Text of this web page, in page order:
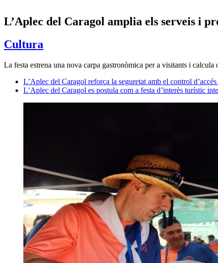
L’Aplec del Caragol amplia els serveis i
Cultura
La festa estrena una nova carpa gastronòmica per a visitants i
L’Aplec del Caragol reforça la seguretat amb el control
L’Aplec del Caragol es postula com a festa d’interès turístic